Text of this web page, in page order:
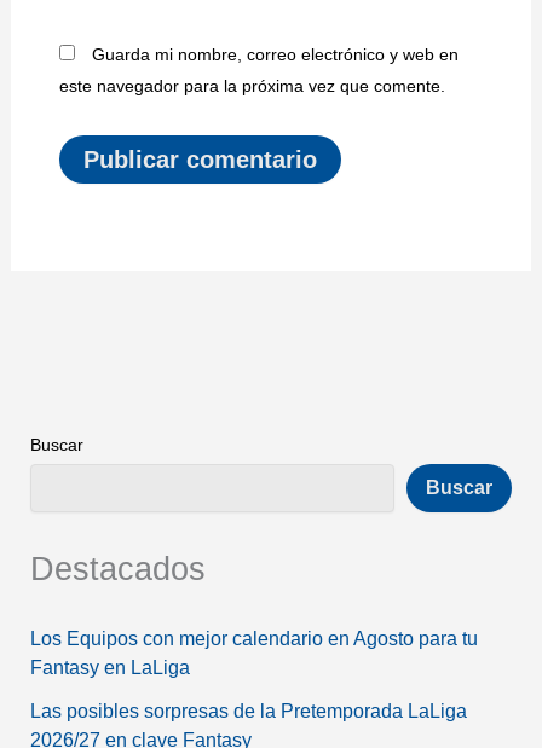
Guarda mi nombre, correo electrónico y web en
este navegador para la próxima vez que comente.
Buscar
Buscar
Destacados
Los Equipos con mejor calendario en Agosto para tu
Fantasy en LaLiga
Las posibles sorpresas de la Pretemporada LaLiga
2026/27 en clave Fantasy